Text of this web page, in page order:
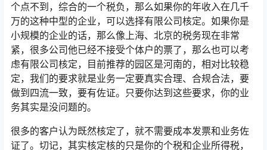
个点不到，综合的一个税负，那么如果你的年收入在几千
万的这种中型的企业，可以选择有限公司核定。如果你是
小规模的企业的话，那么像上海、北京的税务现在非常
紧，很多公司他已经不接受个体户的票了，那么也可以考
虑有限公司核定，目前推荐的园区是河南的，相对比较稳
定，我们的要求就是业务一定要真实合理、合规合法，要
做到四流一致，要有佐证。只要你达到这些要求，你的业
务其实是没问题的。
很多的客户认为既然核定了，就不需要成本发票和业务佐
证了。切记，其实核定核的只是你的个税和企业所得税，